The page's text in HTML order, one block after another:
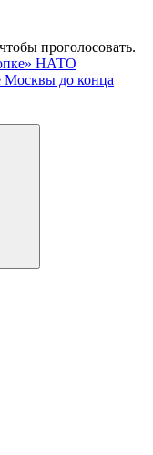
проголосовать.
НАТО
Москвы до конца